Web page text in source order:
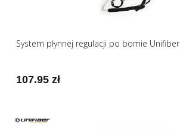
System płynnej regulacji po bomie
107.95 zł